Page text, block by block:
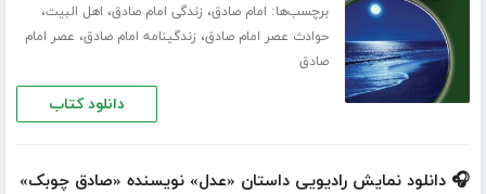
برچسب‌ها: امام صادق، زندگی امام صادق، اهل البیت،
حوادث عصر امام صادق، زندگینامه امام صادق، عصر امام
صادق
دانلود کتاب
🎧 دانلود نمایش رادیویی داستان «عدل» نویسنده «صادق چوبک»